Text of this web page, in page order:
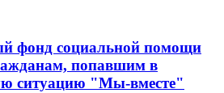
фонд социальной помощи
попавшим в
ситуацию "Мы-вместе"